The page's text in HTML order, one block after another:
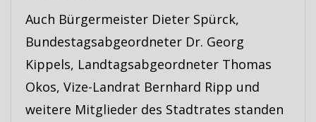
Auch Bürgermeister Dieter Spürck,
Bundestagsabgeordneter Dr. Georg
Kippels, Landtagsabgeordneter Thomas
Okos, Vize-Landrat Bernhard Ripp und
weitere Mitglieder des Stadtrates standen